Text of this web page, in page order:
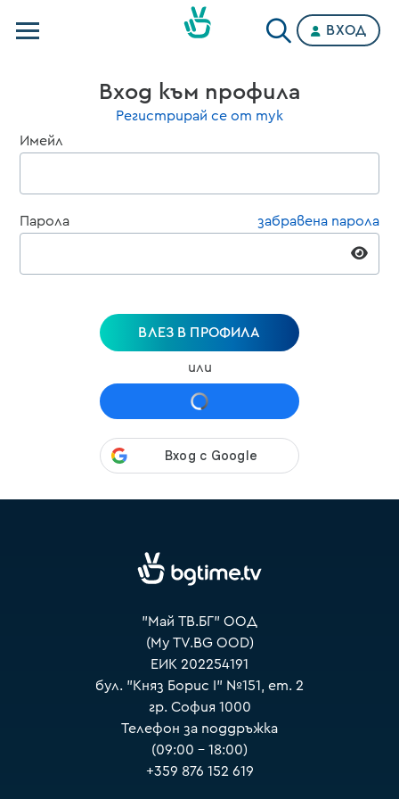
Категории
ВХОД
Вход към профила
Регистрирай се от тук
Имейл
Парола забравена парола
ВЛЕЗ В ПРОФИЛА
или
"Май ТВ.БГ" ООД
(My TV.BG OOD)
ЕИК 202254191
бул. "Княз Борис I" №151, ет. 2
гр. София 1000
Телефон за поддръжка
(09:00 – 18:00)
+359 876 152 619